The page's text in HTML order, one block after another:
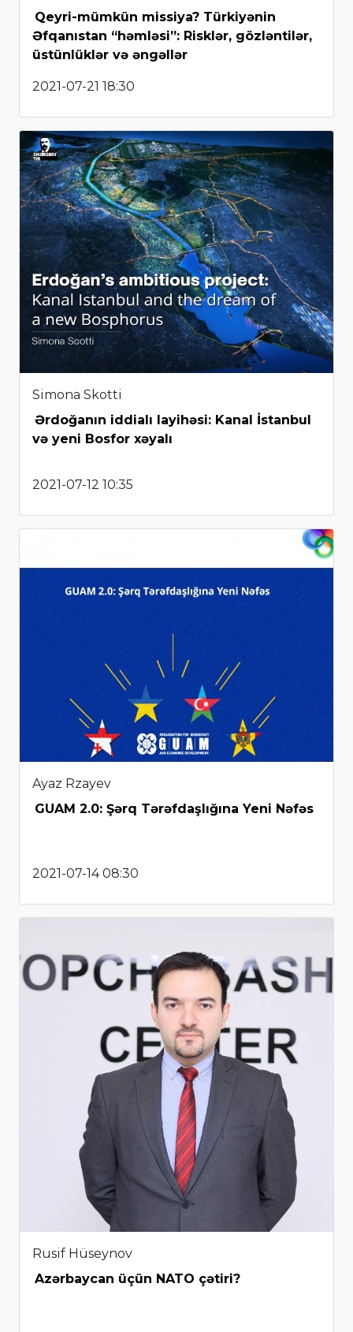
Qeyri-mümkün missiya? Türkiyənin
Əfqanıstan “həmləsi”: Risklər, gözləntilər,
üstünlüklər və əngəllər
2021-07-21 18:30
Simona Skotti
Ərdoğanın iddialı layihəsi: Kanal İstanbul
və yeni Bosfor xəyalı
2021-07-12 10:35
Ayaz Rzayev
GUAM 2.0: Şərq Tərəfdaşlığına Yeni Nəfəs
2021-07-14 08:30
Rusif Hüseynov
Azərbaycan üçün NATO çətiri?